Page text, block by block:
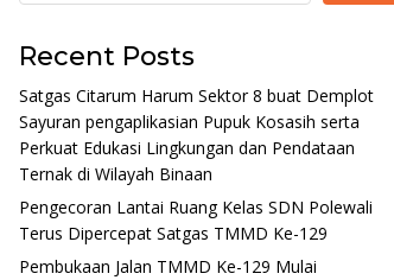
Recent Posts
Satgas Citarum Harum Sektor 8 buat Demplot
Sayuran pengaplikasian Pupuk Kosasih serta
Perkuat Edukasi Lingkungan dan Pendataan
Ternak di Wilayah Binaan
Pengecoran Lantai Ruang Kelas SDN Polewali
Terus Dipercepat Satgas TMMD Ke-129
Pembukaan Jalan TMMD Ke-129 Mulai